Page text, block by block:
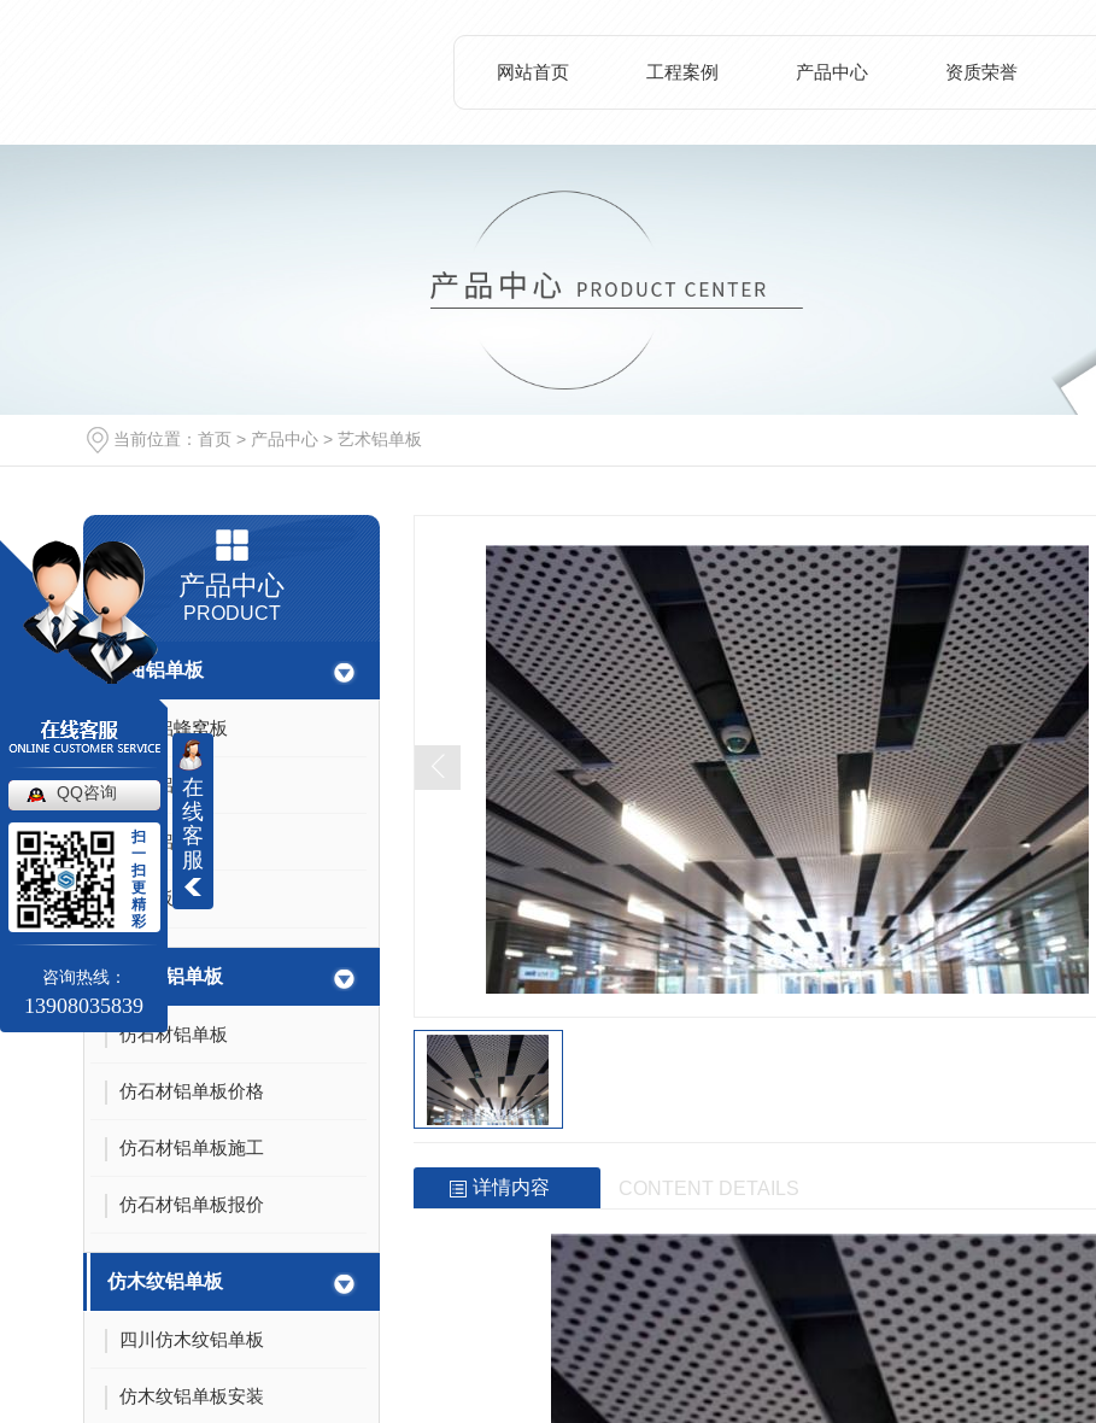
网站首页 工程案例 产品中心 资质荣誉
当前位置： 首页 > 产品中心 > 艺术铝单板
产品中心
PRODUCT
双曲铝单板
四川铝蜂窝板
四川铝方通
四川铝单板
铝单板安装
仿石材铝单板
仿石材铝单板
仿石材铝单板价格
仿石材铝单板施工
仿石材铝单板报价
仿木纹铝单板
四川仿木纹铝单板
仿木纹铝单板安装
详情内容 CONTENT DETAILS
在
线
客
服
QQ咨询
扫
一
扫
更
精
彩
咨询热线：
13908035839